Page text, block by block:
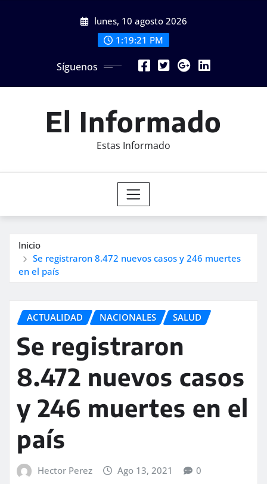
lunes, 10 agosto 2026
1:19:22 PM
Síguenos
El Informado
Estas Informado
Inicio
Se registraron 8.472 nuevos casos y 246 muertes
en el país
ACTUALIDAD NACIONALES SALUD
Se registraron
8.472 nuevos casos
y 246 muertes en el
país
Hector Perez Ago 13, 2021 0